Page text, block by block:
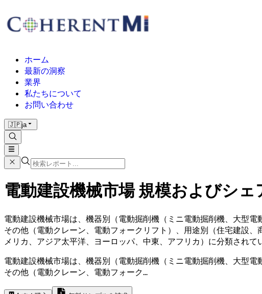
ホーム
最新の洞察
業界
私たちについて
お問い合わせ
🇯🇵ja
電動建設機械市場 規模およびシ
電動建設機械市場は、機器別（電動掘削機（ミニ電動掘削機、大型
その他（電動クレーン、電動フォークリフト）、用途別（住宅建設
メリカ、アジア太平洋、ヨーロッパ、中東、アフリカ）に分類され
電動建設機械市場は、機器別（電動掘削機（ミニ電動掘削機、大型
その他（電動クレーン、電動フォーク...